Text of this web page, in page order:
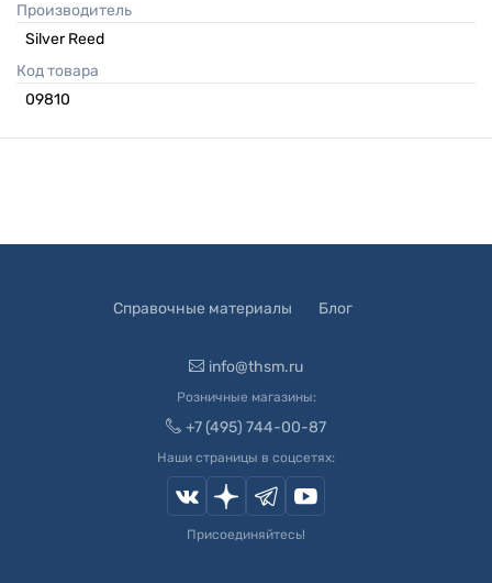
Производитель
Silver Reed
Код товара
09810
Справочные материалы Блог
info@thsm.ru
Розничные магазины:
+7 (495) 744-00-87
Наши страницы в соцсетях:
Присоединяйтесь!